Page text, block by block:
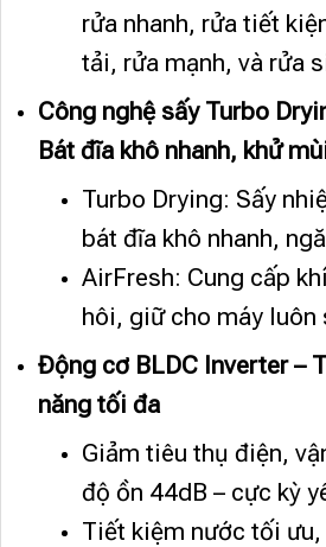
rửa nhanh, rửa tiết
tải, rửa mạnh, và rửa
Công nghệ sấy Turbo
Bát đĩa khô nhanh, khử
Turbo Drying: Sấy
bát đĩa khô nhanh,
AirFresh: Cung cấp
hôi, giữ cho máy luôn
Động cơ BLDC Inverter –
năng tối đa
Giảm tiêu thụ điện,
độ ồn 44dB – cực kỳ
Tiết kiệm nước tối